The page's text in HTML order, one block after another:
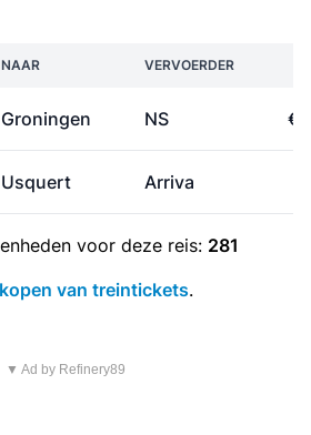
NAAR VERVOERDER
Groningen NS €
Usquert Arriva
voor deze reis: 281
van treintickets.
▼ Ad by Refinery89